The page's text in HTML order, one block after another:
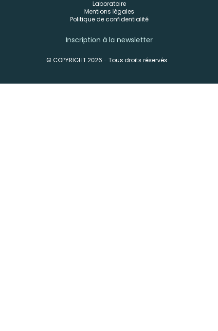
Laboratoire
Mentions légales
Politique de confidentialité
Inscription à la newsletter
© COPYRIGHT 2026 - Tous droits réservés